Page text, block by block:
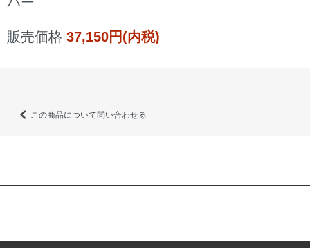
販売価格 37,150円(内税)
この商品について問い合わせる